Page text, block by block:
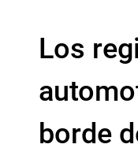
Los
borde